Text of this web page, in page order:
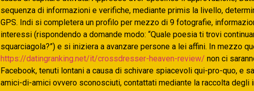
sequenza di informazioni e verifiche, mediante primis la livello,
GPS. Indi si completera un profilo per mezzo di 9 fotografie,
interessi (rispondendo a domande modo: “Quale poesia ti trovi
squarciagola?”) e si iniziera a avanzare persone a lei affini. In mezzo
https://datingranking.net/it/crossdresser-heaven-review/ non ci
Facebook, tenuti lontani a causa di schivare spiacevoli qui-pro-quo, e
amici-di-amici ovvero sconosciuti, contattati mediante la raccolta degli